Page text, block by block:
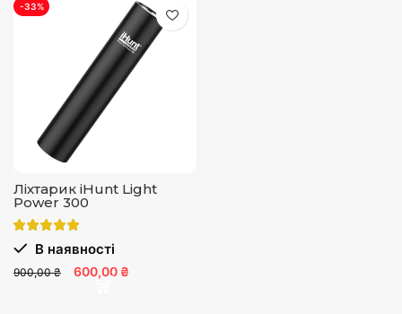
-33%
Ліхтарик iHunt Light
Power 300
В наявності
900,00 ₴ 600,00 ₴